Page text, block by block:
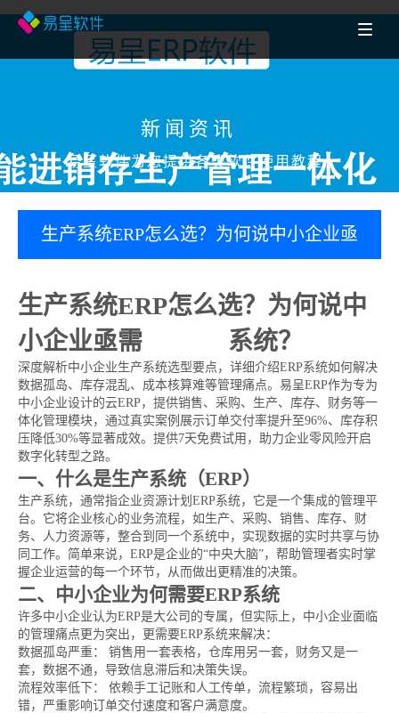
新闻资讯
易呈软件为您提供各类软件使用教程
生产系统ERP怎么选？为何说中小企业亟
生产系统ERP怎么选？为何说中
小企业亟需
系统？
深度解析中小企业生产系统选型要点，详细介绍ERP系统如何解决
数据孤岛、库存混乱、成本核算难等管理痛点。易呈ERP作为专为
中小企业设计的云ERP，提供销售、采购、生产、库存、财务等一
体化管理模块，通过真实案例展示订单交付率提升至96%、库存积
压降低30%等显著成效。提供7天免费试用，助力企业零风险开启
数字化转型之路。
一、什么是生产系统（ERP）
生产系统，通常指企业资源计划ERP系统，它是一个集成的管理平
台。它将企业核心的业务流程，如生产、采购、销售、库存、财
务、人力资源等，整合到同一个系统中，实现数据的实时共享与协
同工作。简单来说，ERP是企业的“中央大脑”，帮助管理者实时掌
握企业运营的每一个环节，从而做出更精准的决策。
二、中小企业为何需要ERP系统
许多中小企业认为ERP是大公司的专属，但实际上，中小企业面临
的管理痛点更为突出，更需要ERP系统来解决：
数据孤岛严重： 销售用一套表格，仓库用另一套，财务又是一
套，数据不通，导致信息滞后和决策失误。
流程效率低下： 依赖手工记账和人工传单，流程繁琐，容易出
错，严重影响订单交付速度和客户满意度。